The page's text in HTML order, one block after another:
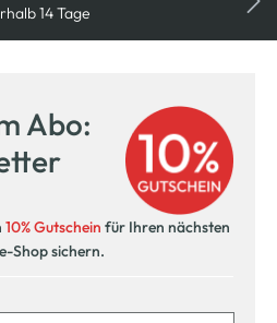
14 Tage
Abo:
10% Gutschein für Ihren nächsten
Shop sichern.